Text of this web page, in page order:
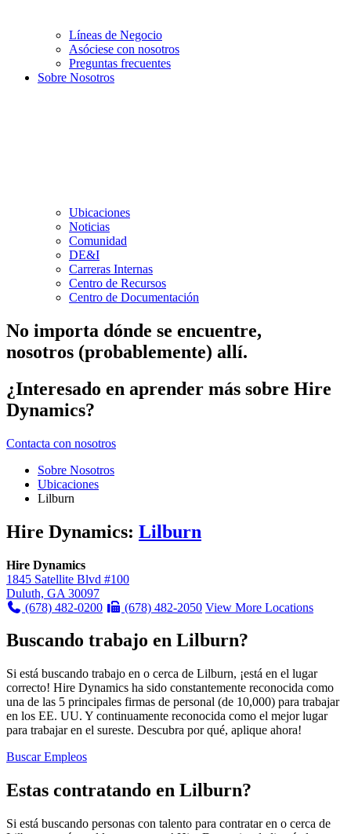
Líneas de Negocio
Asóciese con nosotros
Preguntas frecuentes
Sobre Nosotros
Ubicaciones
Noticias
Comunidad
DE&I
Carreras Internas
Centro de Recursos
Centro de Documentación
No importa dónde se encuentre,
nosotros (probablemente) allí.
¿Interesado en aprender más sobre Hire
Dynamics?
Contacta con nosotros
Sobre Nosotros
Ubicaciones
Lilburn
Hire Dynamics: Lilburn
Hire Dynamics
1845 Satellite Blvd #100
Duluth, GA 30097
(678) 482-0200
(678) 482-2050 View More Locations
Buscando trabajo en Lilburn?
Si está buscando trabajo en o cerca de Lilburn, ¡está en el lugar
correcto! Hire Dynamics ha sido constantemente reconocida como
una de las 5 principales firmas de personal (de 10,000) para trabajar
en los EE. UU. Y continuamente reconocida como el mejor lugar
para trabajar en el sureste. Descubra por qué, aplique ahora!
Buscar Empleos
Estas contratando en Lilburn?
Si está buscando personas con talento para contratar en o cerca de